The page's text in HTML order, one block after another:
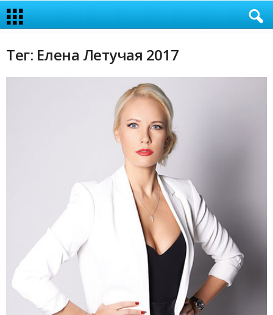
Тег: Елена Летучая 2017